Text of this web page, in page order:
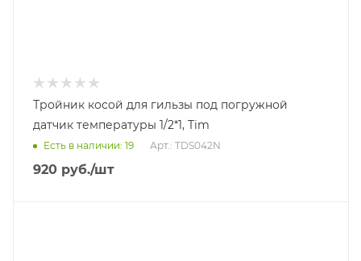
Тройник косой для гильзы под погружной
датчик температуры 1/2*1, Tim
Есть в наличии: 19 Арт.: TDS042N
920 руб./шт